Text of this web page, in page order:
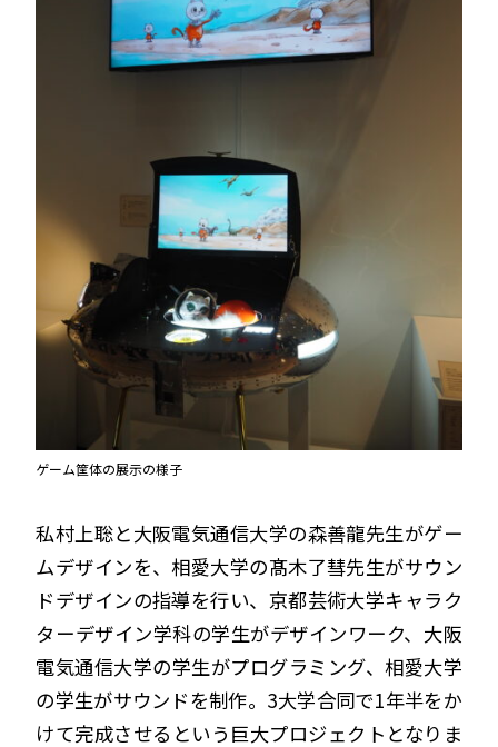
ゲーム筐体の展示の様子
私村上聡と大阪電気通信大学の森善龍先生がゲー
ムデザインを、相愛大学の髙木了彗先生がサウン
ドデザインの指導を行い、京都芸術大学キャラク
ターデザイン学科の学生がデザインワーク、大阪
電気通信大学の学生がプログラミング、相愛大学
の学生がサウンドを制作。3大学合同で1年半をか
けて完成させるという巨大プロジェクトとなりま